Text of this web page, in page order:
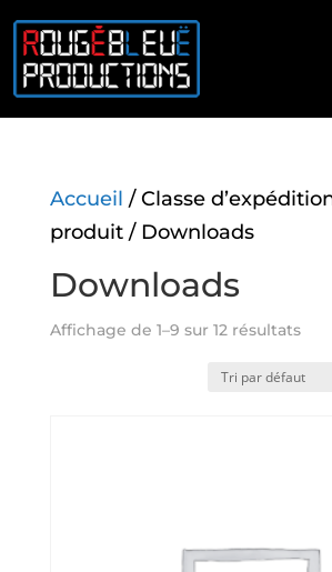
Accueil / Classe
produit / Downloads
Downloads
Affichage de 1–9 sur 12 résultats